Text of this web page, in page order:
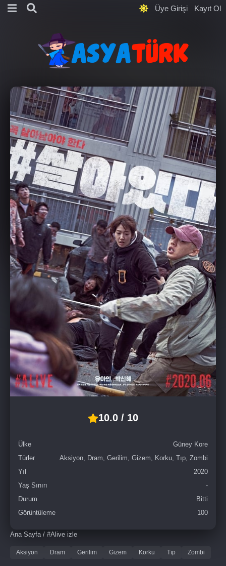
Üye Girişi Kayıt Ol
10.0 / 10
Ülke
Güney Kore
Türler
Aksiyon, Dram, Gerilim, Gizem, Korku, Tıp, Zombi
Yıl
2020
Yaş Sınırı
-
Durum
Bitti
Görüntüleme
100
Ana Sayfa/ #Alive izle
Aksiyon Dram Gerilim Gizem Korku Tıp Zombi